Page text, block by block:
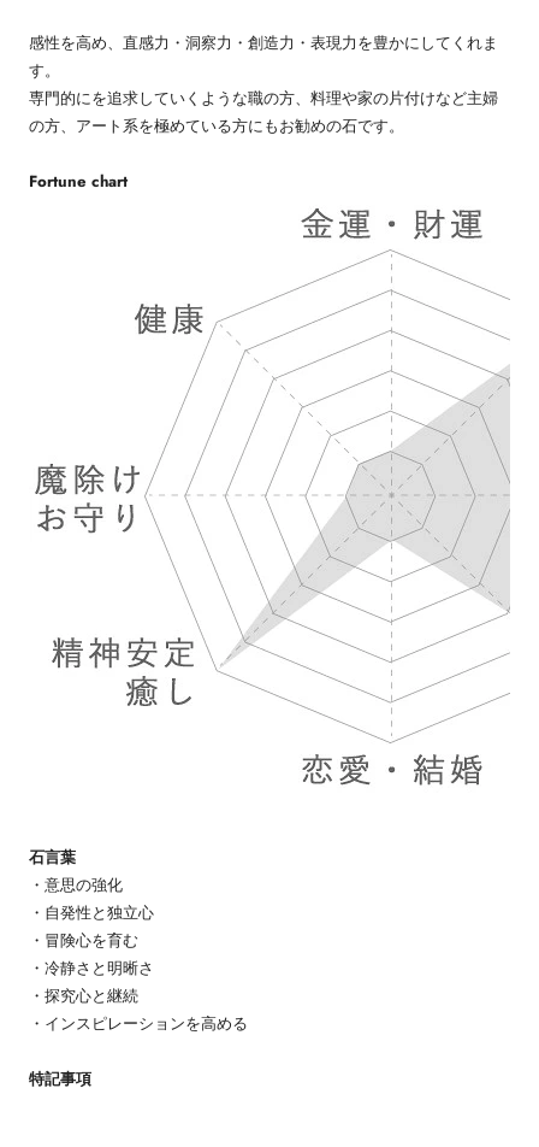
感性を高め、直感力・洞察力・創造力・表現力を豊かにしてくれま
す。
専門的にを追求していくような職の方、料理や家の片付けなど主婦
の方、アート系を極めている方にもお勧めの石です。
Fortune chart
石言葉
・意思の強化
・自発性と独立心
・冒険心を育む
・冷静さと明晰さ
・探究心と継続
・インスピレーションを高める
特記事項